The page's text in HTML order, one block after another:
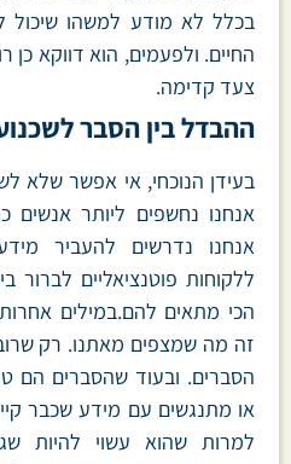
בכלל לא מודע למשהו שיכול
החיים. ולפעמים, הוא דווקא כן
צעד קדימה.
ההבדל בין הסבר
בעידן הנוכחי, אי אפשר שלא
אנחנו נחשפים ליותר אנשים
אנחנו נדרשים להעביר
ללקוחות פוטנציאליים לברור
הכי מתאים להם.במילים
זה מה שמצפים מאתנו. רק
הסברים. ובעוד שהסברים הם
או מתנגשים עם מידע שכבר
למרות שהוא עשוי להיות